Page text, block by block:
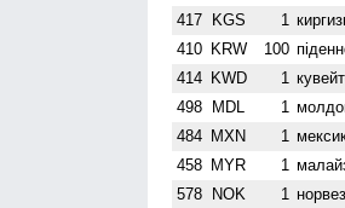
417 KGS 1
410 KRW 100
414 KWD 1
498 MDL 1
484 MXN 1
458 MYR 1
578 NOK 1